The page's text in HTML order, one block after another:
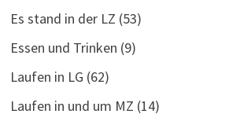
Es stand in der LZ (53)
Essen und Trinken (9)
Laufen in LG (62)
Laufen in und um MZ (14)